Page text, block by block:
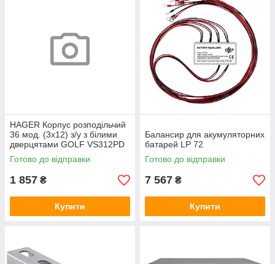
HAGER Корпус розподільчий
36 мод. (3х12) з/у з білими
дверцятами GOLF VS312PD
Готово до відправки
1 857 ₴
Купити
Балансир для акумуляторних
батарей LP 72
Готово до відправки
7 567 ₴
Купити